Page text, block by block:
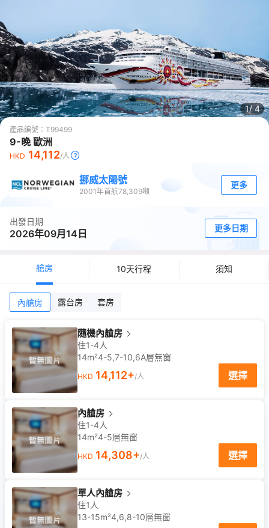
1/4
產品編號： T99499
9-晚 歐洲
HKD 14,112/人
挪威太陽號
2001年首航78,309噸
更多
出發日期
2026年09月14日 更多日期
艙房 10天行程 須知
內艙房 露台房 套房
隨機內艙房
住1-4人
14m²4-5,7-10,6A層無窗
HKD 14,112+/人 選擇
內艙房
住1-4人
14m²4-5層無窗
HKD 14,308+/人 選擇
單人內艙房
住1人
13-15m²4,6,8-10層無窗